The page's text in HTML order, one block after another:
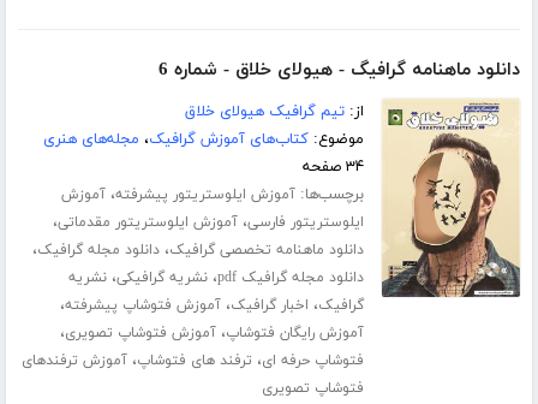
دانلود ماهنامه گرافیگ - هیولای خلاق - شماره 6
از:تیم گرافیک هیولای خلاق
موضوع:کتاب‌های آموزش گرافیک، مجله‌های هنری
۳۴ صفحه
برچسب‌ها:آموزش ایلوستریتور پیشرفته،آموزش
ایلوستریتور فارسی،آموزش ایلوستریتور مقدماتی،
دانلود ماهنامه تخصصی گرافیک،دانلود مجله گرافیک،
دانلود مجله گرافیک pdf ،نشریه گرافیکی،نشریه
گرافیک، اخبار گرافیک،آموزش فتوشاپ پیشرفته،
آموزش رایگان فتوشاپ،آموزش فتوشاپ تصویری،
فتوشاپ حرفه ای، ترفند های فتوشاپ،آموزش ترفندهای
فتوشاپ تصویری